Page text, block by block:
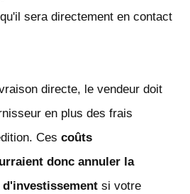
sera directement en contact
directe, le vendeur doit
en plus des frais
Ces coûts
donc annuler la
si votre